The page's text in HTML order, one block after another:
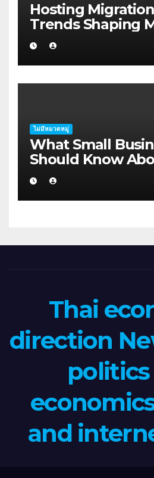
Hosting
Trends Shaping
2026
ไม่มีหมวดหมู่
What Small
Should Know
Migration
Geraldton
Thai
direction
and